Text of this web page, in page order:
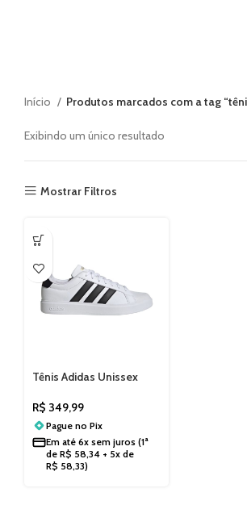
Início Produtos marcados com a tag
Exibindo um único resultado
Mostrar Filtros
Tênis Adidas Unissex
R$ 349,99
Pague no Pix
Em até 6x sem juros (1ª
de R$ 58,34 + 5x de
R$ 58,33)